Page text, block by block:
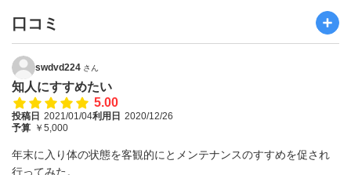
口コミ
swdvd224 さん
知人にすすめたい
5.00
投稿日 2021/01/04利用日 2020/12/26
予算 ￥5,000
年末に入り体の状態を客観的にとメンテナンスのすすめを促され
行ってみた。